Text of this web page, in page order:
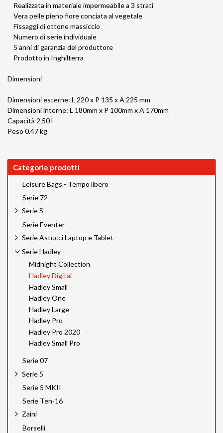
Realizzata in materiale impermeabile a 3 strati
Vera pelle pieno fiore conciata al vegetale
Fissaggi di ottone massiccio
Numero di serie individuale
5 anni di garanzia del produttore
Prodotto in Inghilterra
Dimensioni
Dimensioni esterne: L 220 x P 135 x A 225 mm
Dimensioni interne: L 180mm x P 100mm x A 170mm
Capacità 2.50 l
Peso 0.47 kg
Categorie prodotti
Leisure Bags - Tempo libero
Serie 72
Serie S
Serie Eventer
Serie Astucci Laptop e Tablet
Serie Hadley
Midnight Collection
Hadley Digital
Hadley Small
Hadley One
Hadley Large
Hadley Pro
Hadley Pro 2020
Hadley Small Pro
Serie 07
Serie 5
Serie 5 MKII
Serie Ten-16
Zaini
Borselli